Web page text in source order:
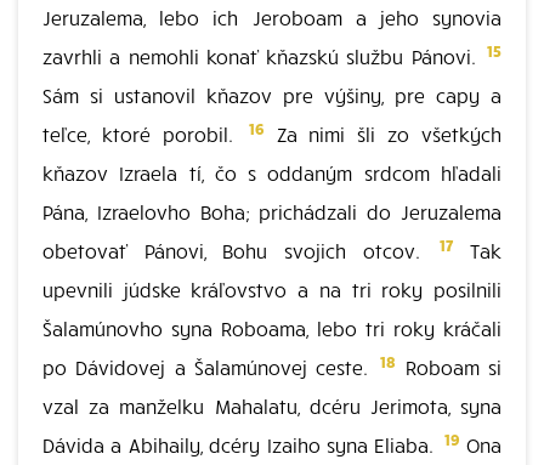
Jeruzalema, lebo ich Jeroboam a jeho synovia
zavrhli a nemohli konať kňazskú službu Pánovi. 15
Sám si ustanovil kňazov pre výšiny, pre capy a
teľce, ktoré porobil.
16
Za nimi šli zo všetkých
kňazov Izraela tí, čo s oddaným srdcom hľadali
Pána, Izraelovho Boha; prichádzali do Jeruzalema
obetovať Pánovi, Bohu svojich otcov.
17
Tak
upevnili júdske kráľovstvo a na tri roky posilnili
Šalamúnovho syna Roboama, lebo tri roky kráčali
po Dávidovej a Šalamúnovej ceste.
18 Roboam si
vzal za manželku Mahalatu, dcéru Jerimota, syna
Dávida a Abihaily, dcéry Izaiho syna Eliaba. 19 Ona